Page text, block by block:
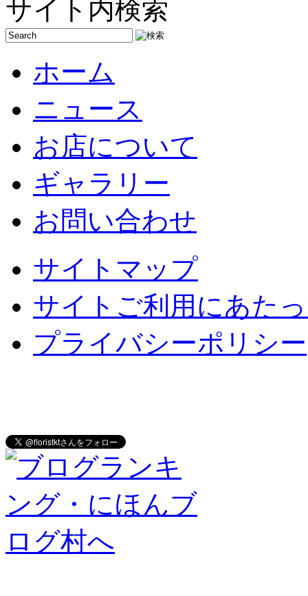
サイト内検索
ホーム
ニュース
お店について
ギャラリー
お問い合わせ
サイトマップ
サイトご利用にあた
プライバシーポリシー